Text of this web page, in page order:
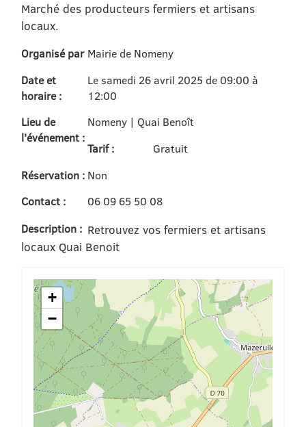
Marché des producteurs fermiers et artisans
locaux.
Organisé par Mairie de Nomeny
Date et
horaire :
Le samedi 26 avril 2025 de 09:00 à
12:00
Lieu de
l'événement :
Nomeny | Quai Benoît
Tarif :
Gratuit
Réservation : Non
Contact :
06 09 65 50 08
Description : Retrouvez vos fermiers et artisans
locaux Quai Benoit
+
−